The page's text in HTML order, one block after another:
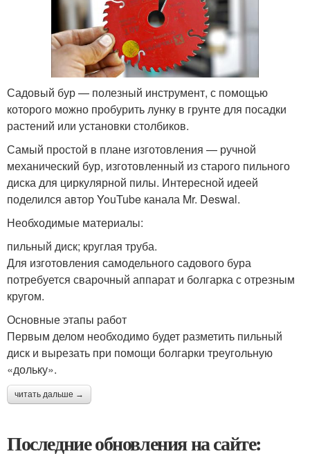
Садовый бур — полезный инструмент, с помощью
которого можно пробурить лунку в грунте для посадки
растений или установки столбиков.
Самый простой в плане изготовления — ручной
механический бур, изготовленный из старого пильного
диска для циркулярной пилы. Интересной идеей
поделился автор YouTube канала Mr. Deswal.
Необходимые материалы:
пильный диск; круглая труба.
Для изготовления самодельного садового бура
потребуется сварочный аппарат и болгарка с отрезным
кругом.
Основные этапы работ
Первым делом необходимо будет разметить пильный
диск и вырезать при помощи болгарки треугольную
«дольку».
читать дальше →
Последние обновления на сайте: